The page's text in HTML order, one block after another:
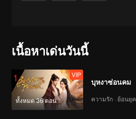
เนื้อหาเด่นวันนี้
1
ทั้งหมด 36 ตอน
VIP
บุหงาซ่อนคม
ความรัก · ย้อนยุค